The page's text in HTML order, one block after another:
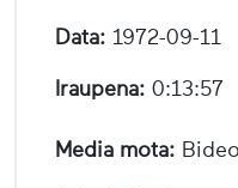
Data: 1972-09-11
Iraupena: 0:13:57
Media mota: